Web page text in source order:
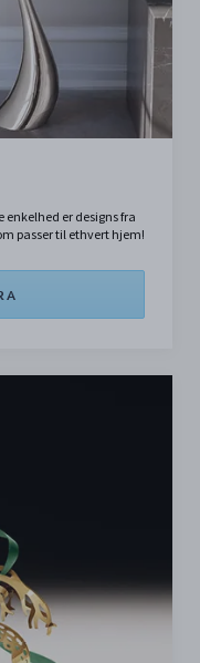
enkelhed er designs fra
passer til ethvert hjem!